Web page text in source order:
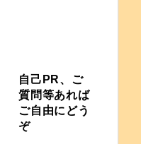
自己PR、ご
質問等あれば
ご自由にどう
ぞ